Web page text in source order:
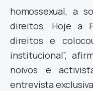
homossexual, a
direitos. Hoje a
direitos e
institucional”,
noivos e
entrevista exclusiva